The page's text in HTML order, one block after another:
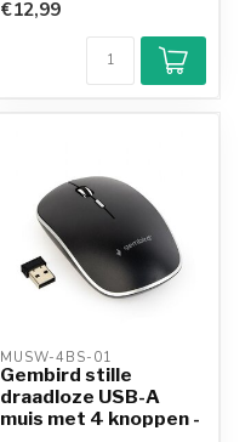
€12,99
MUSW-4BS-01
Gembird stille
draadloze USB-A
muis met 4 knoppen -